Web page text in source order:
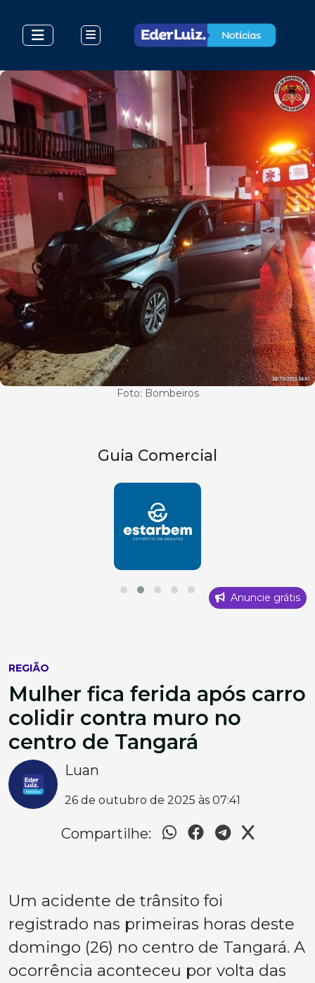
Foto: Bombeiros
Guia Comercial
Anuncie grátis
REGIÃO
Mulher fica ferida após carro
colidir contra muro no
centro de Tangará
Luan
26 de outubro de 2025 às 07:41
Compartilhe:
Um acidente de trânsito foi
registrado nas primeiras horas deste
domingo (26) no centro de Tangará. A
ocorrência aconteceu por volta das